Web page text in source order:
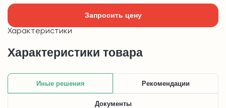
Запросить цену
Характеристики
Характеристики товара
Иные решения Рекомендации
Документы